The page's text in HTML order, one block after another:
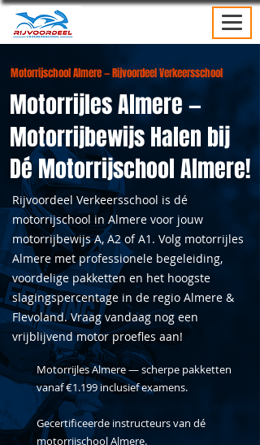
Motorrijschool Almere — Rijvoordeel Verkeersschool
Motorrijles Almere —
Motorrijbewijs Halen bij
Dé Motorrijschool Almere!
Motorrijles Almere — scherpe pakketten
vanaf €1.199 inclusief examens.
Gecertificeerde instructeurs van dé
motorrijschool Almere.
Rijvoordeel Verkeersschool is dé
motorrijschool in Almere voor jouw
motorrijbewijs A, A2 of A1. Volg motorrijles
Almere met professionele begeleiding,
voordelige pakketten en het hoogste
slagingspercentage in de regio Almere &
Flevoland. Vraag vandaag nog een
vrijblijvend motor proefles aan!​​